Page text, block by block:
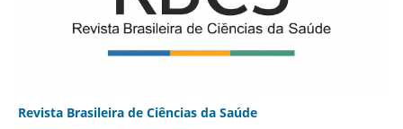
Revista Brasileira de Ciências da Saúde